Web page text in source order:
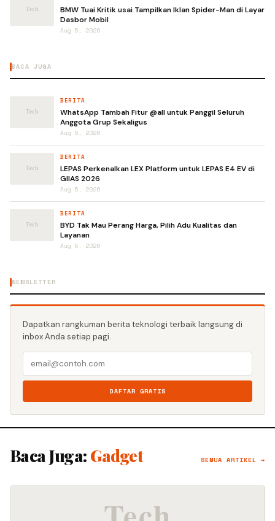
BMW Tuai Kritik usai Tampilkan Iklan Spider-Man di Layar
Dasbor Mobil
Aug 5, 2026
BACA JUGA
BERITA
WhatsApp Tambah Fitur @all untuk Panggil Seluruh
Anggota Grup Sekaligus
Aug 5, 2026
BERITA
LEPAS Perkenalkan LEX Platform untuk LEPAS E4 EV di
GIIAS 2026
Aug 5, 2026
BERITA
BYD Tak Mau Perang Harga, Pilih Adu Kualitas dan
Layanan
Aug 5, 2026
NEWSLETTER
Dapatkan rangkuman berita teknologi terbaik langsung di
inbox Anda setiap pagi.
DAFTAR GRATIS
Baca Juga: Gadget SEMUA ARTIKEL →